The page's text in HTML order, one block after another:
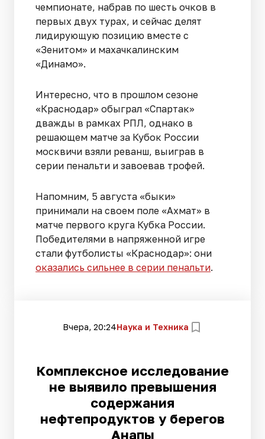
чемпионате, набрав по шесть очков в
первых двух турах, и сейчас делят
лидирующую позицию вместе с
«Зенитом» и махачкалинским
«Динамо».
Интересно, что в прошлом сезоне
«Краснодар» обыграл «Спартак»
дважды в рамках РПЛ, однако в
решающем матче за Кубок России
москвичи взяли реванш, выиграв в
серии пенальти и завоевав трофей.
Напомним, 5 августа «быки»
принимали на своем поле «Ахмат» в
матче первого круга Кубка России.
Победителями в напряженной игре
стали футболисты «Краснодар»: они
оказались сильнее в серии пенальти.
Вчера, 20:24Наука и Техника
Комплексное исследование
не выявило превышения
содержания
нефтепродуктов у берегов
Анапы